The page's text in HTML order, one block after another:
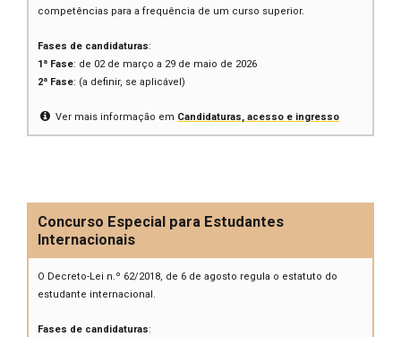
competências para a frequência de um curso superior.
Fases de candidaturas:
1ª Fase: de 02 de março a 29 de maio de 2026
2ª Fase: (a definir, se aplicável)
Ver mais informação em Candidaturas, acesso e ingresso
Concurso Especial para Estudantes
Internacionais
O Decreto-Lei n.º 62/2018, de 6 de agosto regula o estatuto do
estudante internacional.
Fases de candidaturas: